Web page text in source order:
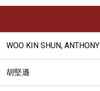
WOO KIN SHUN, ANTHONY
胡堅遜